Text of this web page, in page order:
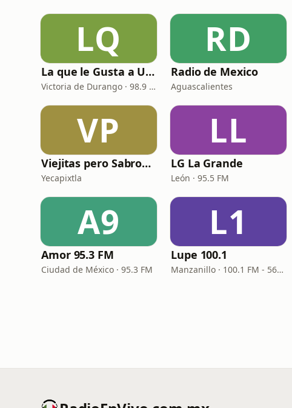
LQ
La que le Gusta a Usted
Victoria de Durango · 98.9 FM
RD
Radio de Mexico
Aguascalientes
VP
Viejitas pero Sabrosas Radio
Yecapixtla
LL
LG La Grande
León · 95.5 FM
A9
Amor 95.3 FM
Ciudad de México · 95.3 FM
L1
Lupe 100.1
Manzanillo · 100.1 FM - 560 AM